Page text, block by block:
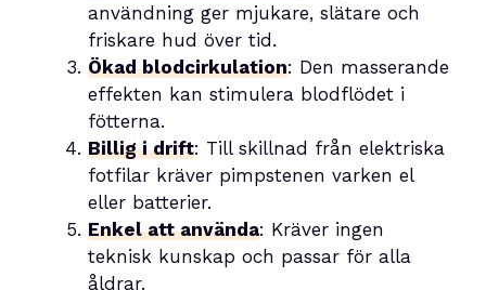
användning ger mjukare, slätare och
friskare hud över tid.
Ökad blodcirkulation: Den masserande
effekten kan stimulera blodflödet i
fötterna.
Billig i drift: Till skillnad från elektriska
fotfilar kräver pimpstenen varken el
eller batterier.
Enkel att använda: Kräver ingen
teknisk kunskap och passar för alla
åldrar.